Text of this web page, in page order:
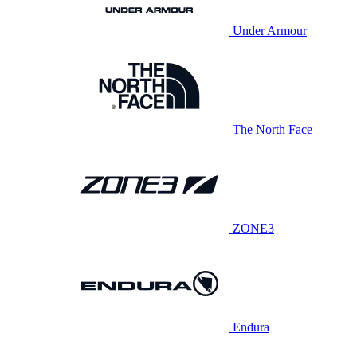
Under Armour
The North Face
ZONE3
Endura